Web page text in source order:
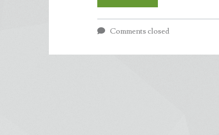
corrida
Comments closed